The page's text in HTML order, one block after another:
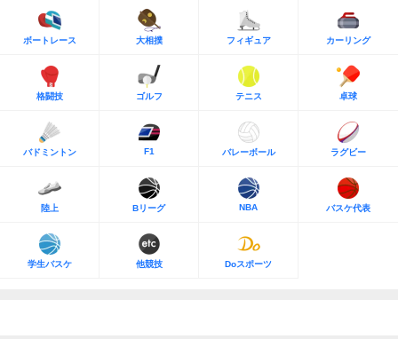
ボートレース 大相撲 フィギュア カーリング
格闘技 ゴルフ テニス 卓球
バドミントン F1 バレーボール ラグビー
陸上 Bリーグ NBA バスケ代表
学生バスケ 他競技 Doスポーツ